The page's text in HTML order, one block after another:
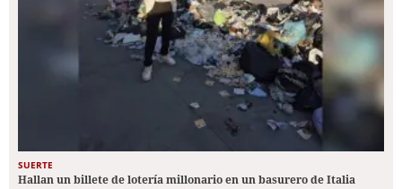
SUERTE
Hallan un billete de lotería millonario en un basurero de Italia